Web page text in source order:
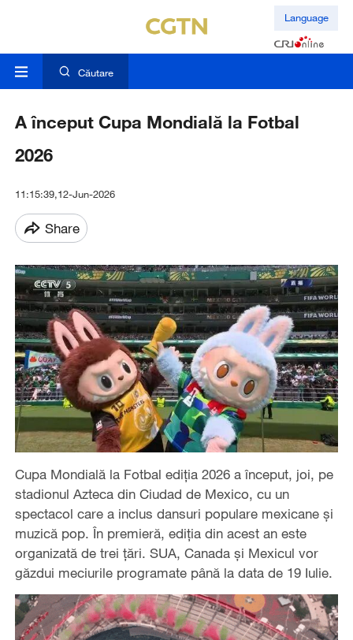
Language
Căutare
A început Cupa Mondială la Fotbal
2026
11:15:39,12-Jun-2026
Share
Cupa Mondială la Fotbal ediția 2026 a început, joi, pe
stadionul Azteca din Ciudad de Mexico, cu un
spectacol care a inclus dansuri populare mexicane și
muzică pop. În premieră, ediția din acest an este
organizată de trei țări. SUA, Canada și Mexicul vor
găzdui meciurile programate până la data de 19 Iulie.